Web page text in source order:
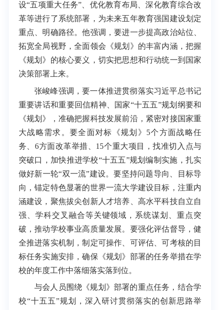
设“五项重大任务”、优化教育布局、深化教育综合改
革等进行了系统部署，为未来五年教育强国建设划定
重点、明确路径。他强调，要进一步提高政治站位、
拓宽全局视野，全面领会《规划》的丰富内涵，把握
《规划》的核心要义，切实把思想和行动统一到国家
决策部署上来。
张峻峰强调，要一体推进贯彻落实习近平总书记
重要讲话和重要回信精神、国家“十五五”规划纲要和
《规划》，准确把握科技发展前沿，紧密对接国家重
大战略需求。要全面对标《规划》5个方面战略任
务、6方面改革举措、15个重大项目，找准切入点与
突破口，加快推进学校“十五五”规划编制实施，扎实
做好新一轮“双一流”建设。要坚持问题导向、目标导
向，锚定特色显著的世界一流大学建设目标，注重内
涵建设，聚焦拔尖创新人才培养、高水平科技自立自
强、学科交叉融合等关键领域，系统谋划、重点突
破，推动学校事业高质量发展。要强化评估督导，健
全推进落实机制，制定可操作、可评估、可考核的目
标任务实施安排，确保《规划》部署的任务举措在学
校的年度工作中落细落实落到位。
与会人员围绕《规划》部署的重点任务，结合学
校“十五五”规划，深入研讨贯彻落实的创新思路举